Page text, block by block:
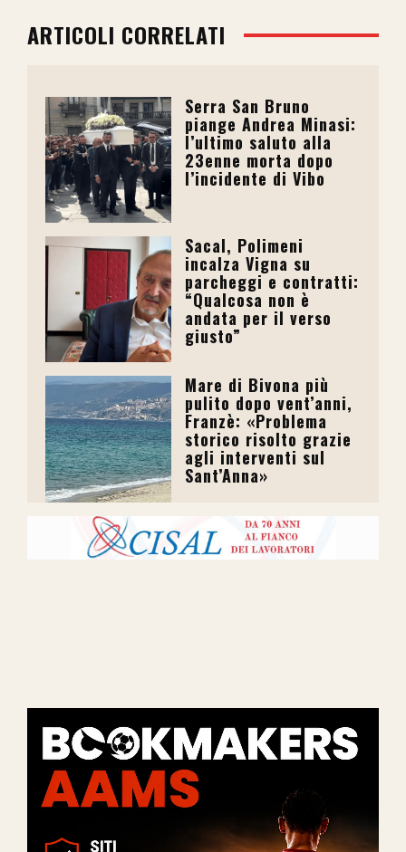
ARTICOLI CORRELATI
Serra San Bruno
piange Andrea Minasi:
l’ultimo saluto alla
23enne morta dopo
l’incidente di Vibo
Sacal, Polimeni
incalza Vigna su
parcheggi e contratti:
“Qualcosa non è
andata per il verso
giusto”
Mare di Bivona più
pulito dopo vent’anni,
Franzè: «Problema
storico risolto grazie
agli interventi sul
Sant’Anna»